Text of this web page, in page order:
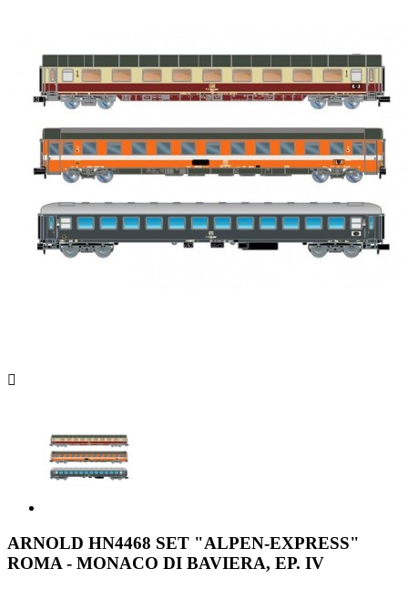

ARNOLD HN4468 SET "ALPEN-EXPRESS"
ROMA - MONACO DI BAVIERA, EP. IV